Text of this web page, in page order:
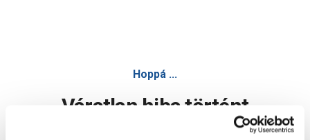
Hoppá ...
Váratlan hiba történt